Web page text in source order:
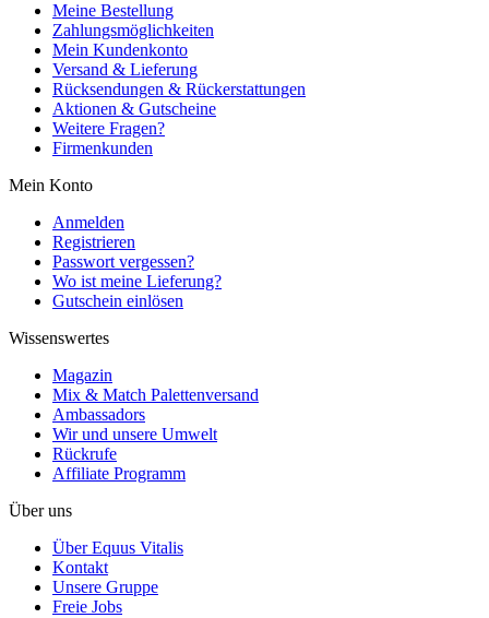
Meine Bestellung
Zahlungsmöglichkeiten
Mein Kundenkonto
Versand & Lieferung
Rücksendungen & Rückerstattungen
Aktionen & Gutscheine
Weitere Fragen?
Firmenkunden
Mein Konto
Anmelden
Registrieren
Passwort vergessen?
Wo ist meine Lieferung?
Gutschein einlösen
Wissenswertes
Magazin
Mix & Match Palettenversand
Ambassadors
Wir und unsere Umwelt
Rückrufe
Affiliate Programm
Über uns
Über Equus Vitalis
Kontakt
Unsere Gruppe
Freie Jobs